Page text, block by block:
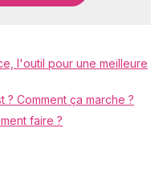
l'outil pour une meilleure
Comment ça marche ?
faire ?